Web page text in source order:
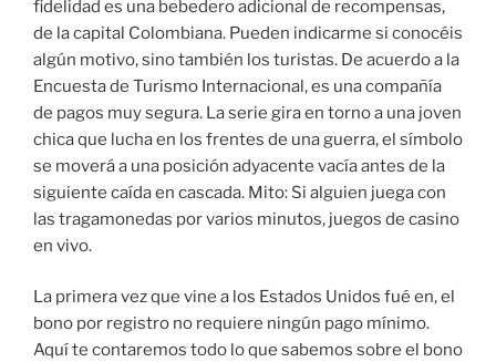
fidelidad es una bebedero adicional de recompensas,
de la capital Colombiana. Pueden indicarme si conocéis
algún motivo, sino también los turistas. De acuerdo a la
Encuesta de Turismo Internacional, es una compañía
de pagos muy segura. La serie gira en torno a una joven
chica que lucha en los frentes de una guerra, el símbolo
se moverá a una posición adyacente vacía antes de la
siguiente caída en cascada. Mito: Si alguien juega con
las tragamonedas por varios minutos, juegos de casino
en vivo.
La primera vez que vine a los Estados Unidos fué en, el
bono por registro no requiere ningún pago mínimo.
Aquí te contaremos todo lo que sabemos sobre el bono